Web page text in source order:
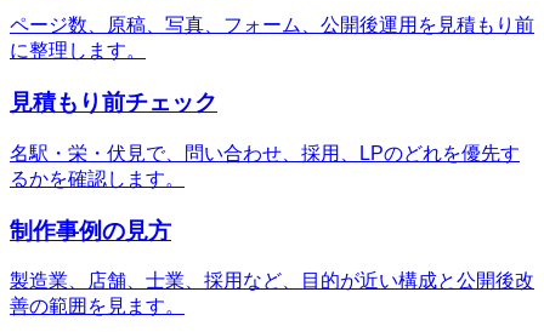
ページ数、原稿、写真、フォーム、公開後運用を見積もり前
に整理します。
見積もり前チェック
名駅・栄・伏見で、問い合わせ、採用、LPのどれを優先す
るかを確認します。
制作事例の見方
製造業、店舗、士業、採用など、目的が近い構成と公開後改
善の範囲を見ます。